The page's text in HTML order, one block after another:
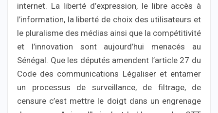
internet. La liberté d’expression, le libre accès à
l’information, la liberté de choix des utilisateurs et
le pluralisme des médias ainsi que la compétitivité
et l’innovation sont aujourd’hui menacés au
Sénégal. Que les députés amendent l’article 27 du
Code des communications Légaliser et entamer
un processus de surveillance, de filtrage, de
censure c’est mettre le doigt dans un engrenage